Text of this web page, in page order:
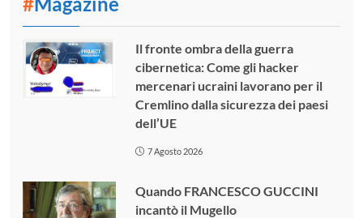
Il fronte ombra della guerra
cibernetica: Come gli hacker
mercenari ucraini lavorano per il
Cremlino dalla sicurezza dei paesi
dell’UE
7 Agosto 2026
Quando FRANCESCO GUCCINI
incantò il Mugello